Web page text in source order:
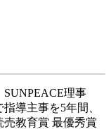
理事
導主事を5年間、
教育賞 最優秀賞